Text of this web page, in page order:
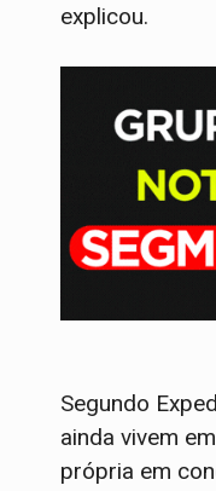
explicou.
Segundo
ainda vivem
própria em